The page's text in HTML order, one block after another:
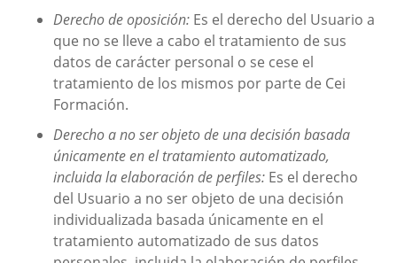
Derecho de oposición: Es el derecho del Usuario a
que no se lleve a cabo el tratamiento de sus
datos de carácter personal o se cese el
tratamiento de los mismos por parte de Cei
Formación.
Derecho a no ser objeto de una decisión basada
únicamente en el tratamiento automatizado,
incluida la elaboración de perfiles: Es el derecho
del Usuario a no ser objeto de una decisión
individualizada basada únicamente en el
tratamiento automatizado de sus datos